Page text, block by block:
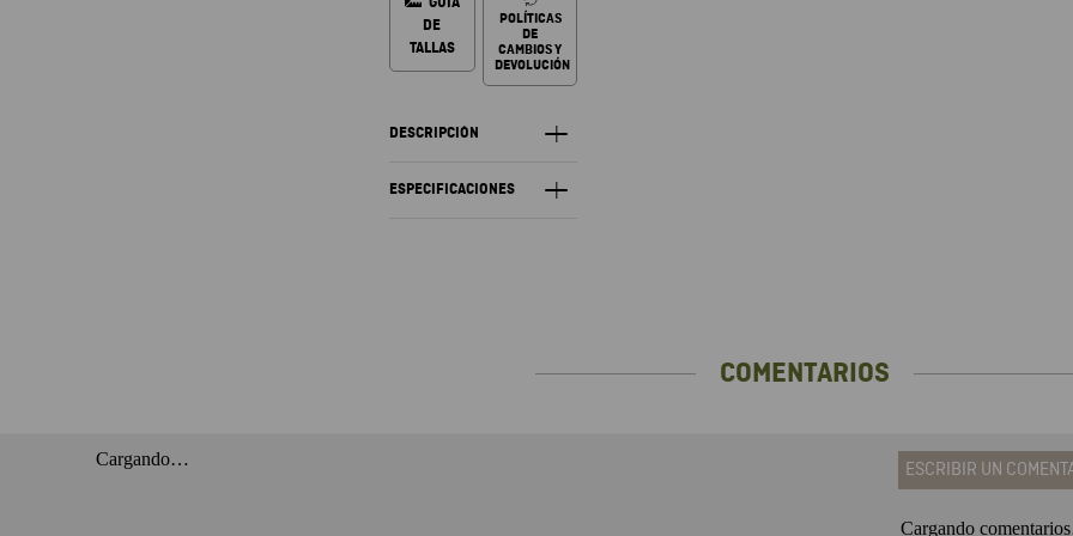
DE
TALLAS
POLÍTICAS
DE
CAMBIOS Y
DEVOLUCIÓN
DESCRIPCIÓN
ESPECIFICACIONES
COMENTARIOS
Cargando… ESCRIBIR UN
Cargando